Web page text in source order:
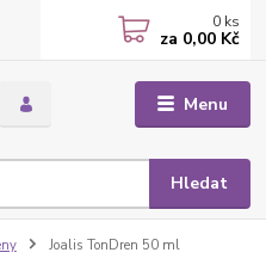
Menu
Hledat
0 ks
za 0,00 Kč
Joalis TonDren 50 ml